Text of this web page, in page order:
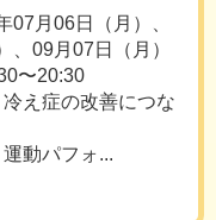
07月06日（月）、
、09月07日（月）
〜20:30
え症の改善につな
動パフォ...